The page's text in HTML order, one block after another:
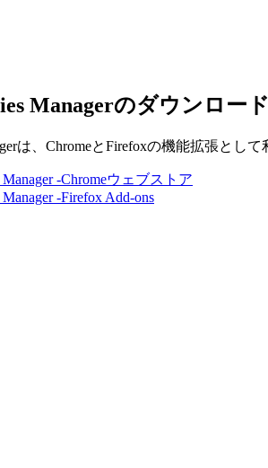
Managerのダウンロー
は、ChromeとFirefoxの機能拡張とし
Manager -Chromeウェブストア
Manager -Firefox Add-ons